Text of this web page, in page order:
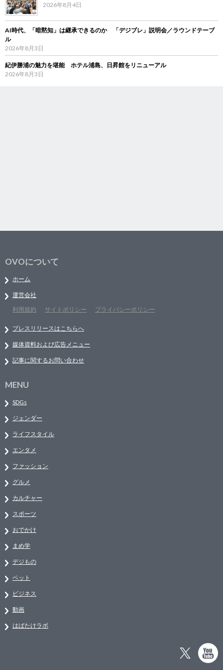
2026年8月4日
AI時代、「暗黙知」は継承できるのか 「デジブレ」説明会／ラウンドテーブ
ル
2026年8月3日
紀伊勝浦の魅力を堪能 ホテル浦島、日昇館をリニューアル
2026年8月3日
OVOについて
ホーム
運営会社
利用規約
サイトポリシー プライバシーポリシー
プレスリリースはこちらへ
媒体資料および広告メニュー
記事に関するお問い合わせ
MENU
SDGs
ジェンダー
ライフスタイル
エンタメ
ファッション
グルメ
カルチャー
スポーツ
おでかけ
まめ学
デジもの
ペット
ビジネス
動画
はばたけラボ